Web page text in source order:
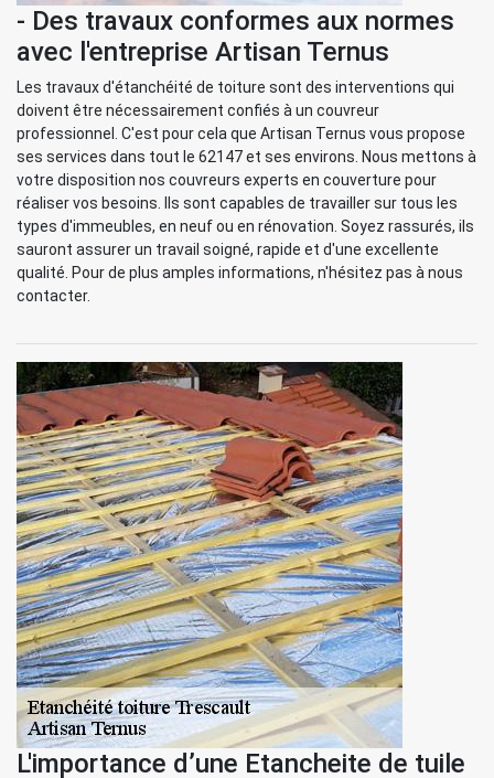
- Des travaux conformes aux normes
avec l'entreprise Artisan Ternus
Les travaux d'étanchéité de toiture sont des interventions qui
doivent être nécessairement confiés à un couvreur
professionnel. C'est pour cela que Artisan Ternus vous propose
ses services dans tout le 62147 et ses environs. Nous mettons à
votre disposition nos couvreurs experts en couverture pour
réaliser vos besoins. Ils sont capables de travailler sur tous les
types d'immeubles, en neuf ou en rénovation. Soyez rassurés, ils
sauront assurer un travail soigné, rapide et d'une excellente
qualité. Pour de plus amples informations, n'hésitez pas à nous
contacter.
L'importance d’une Etancheite de tuile